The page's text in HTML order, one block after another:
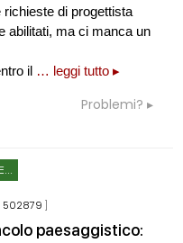
di progettista
abilitati, ma ci manca un
il … leggi tutto ▸
Problemi?
502879 ]
paesaggistico: